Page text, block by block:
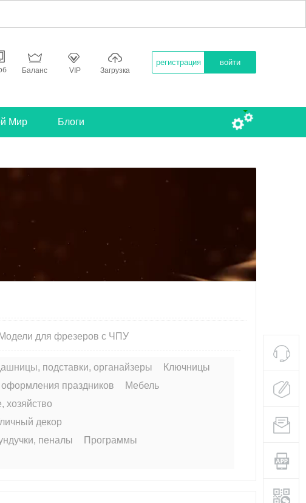
Баланс VIP Загрузка
регистрация войти
Мир Блоги
Модели для фрезеров с ЧПУ
подставки, органайзеры
Ключницы
праздников
Мебель
хозяйство
декор
пеналы
Программы